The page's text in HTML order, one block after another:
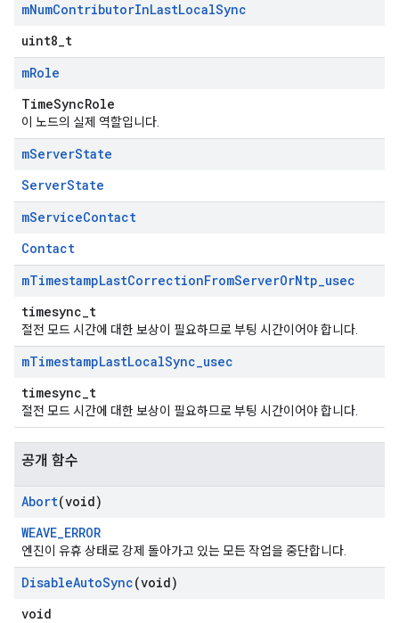
mNumContributorInLastLocalSync
uint8_t
mRole
TimeSyncRole
이 노드의 실제 역할입니다.
mServerState
ServerState
mServiceContact
Contact
mTimestampLastCorrectionFromServerOrNtp_usec
timesync_t
절전 모드 시간에 대한 보상이 필요하므로 부팅 시간이어야 합니다.
mTimestampLastLocalSync_usec
timesync_t
절전 모드 시간에 대한 보상이 필요하므로 부팅 시간이어야 합니다.
공개 함수
Abort(void)
WEAVE_ERROR
엔진이 유휴 상태로 강제 돌아가고 있는 모든 작업을 중단합니다.
DisableAutoSync(void)
void